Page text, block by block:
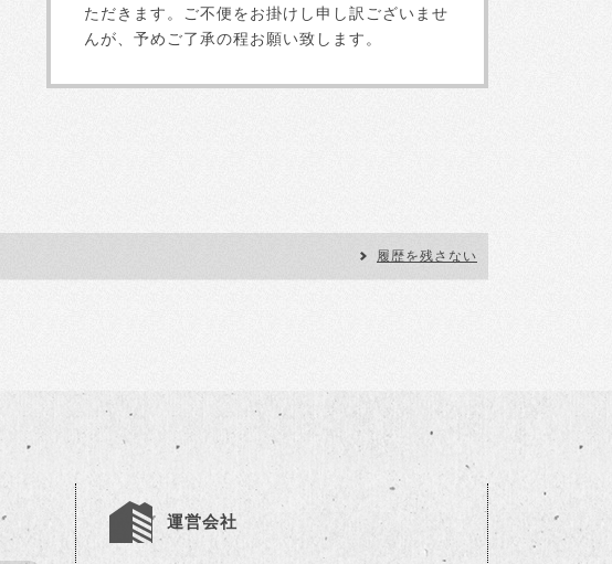
ただきます。ご不便をお掛けし申し訳ございませ
んが、予めご了承の程お願い致します。
履歴を残さない
運営会社